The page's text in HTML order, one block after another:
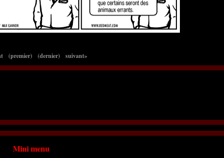
(premier) (dernier) suivant»
Mini menu